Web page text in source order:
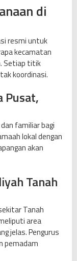
di
resmi untuk
kecamatan
Setiap titik
koordinasi.
Pusat,
familiar bagi
lokal dengan
akan
Tanah
Tanah
area
jelas. Pengurus
pemadam